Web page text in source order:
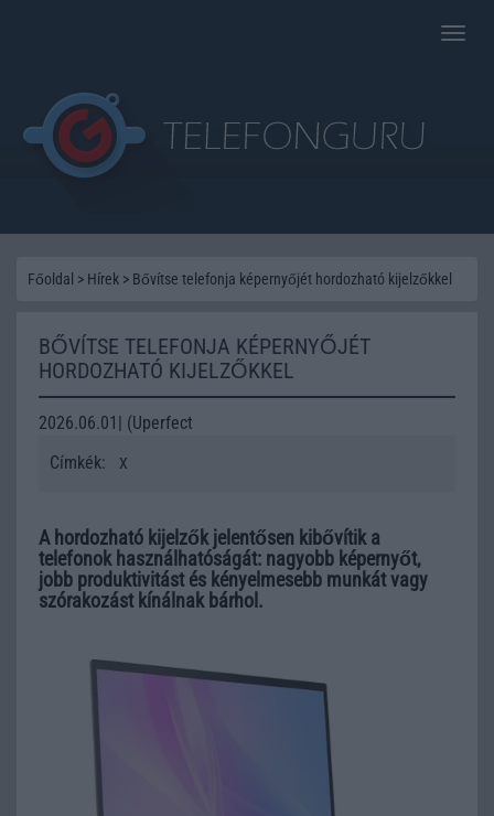
Toggle
Főoldal > Hírek > Bővítse telefonja képernyőjét hordozható kijelzőkkel
BŐVÍTSE TELEFONJA KÉPERNYŐJÉT
HORDOZHATÓ KIJELZŐKKEL
2026.06.01| (Uperfect
Címkék:
X
A hordozható kijelzők jelentősen kibővítik a
telefonok használhatóságát: nagyobb képernyőt,
jobb produktivitást és kényelmesebb munkát vagy
szórakozást kínálnak bárhol.